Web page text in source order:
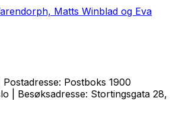
Matts Winblad og Eva
| Postadresse: Postboks 1900
| Besøksadresse: Stortingsgata 28,